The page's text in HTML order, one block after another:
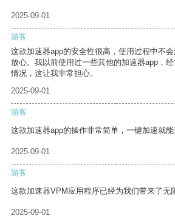
2025-09-01
游客
这款加速器app的安全性很高，使用过程中不
放心。我以前使用过一些其他的加速器app，
情况，这让我非常担心。
2025-09-01
游客
这款加速器app的操作非常简单，一键加速就能
2025-09-01
游客
这款加速器VPM应用程序已经为我们带来了无
2025-09-01